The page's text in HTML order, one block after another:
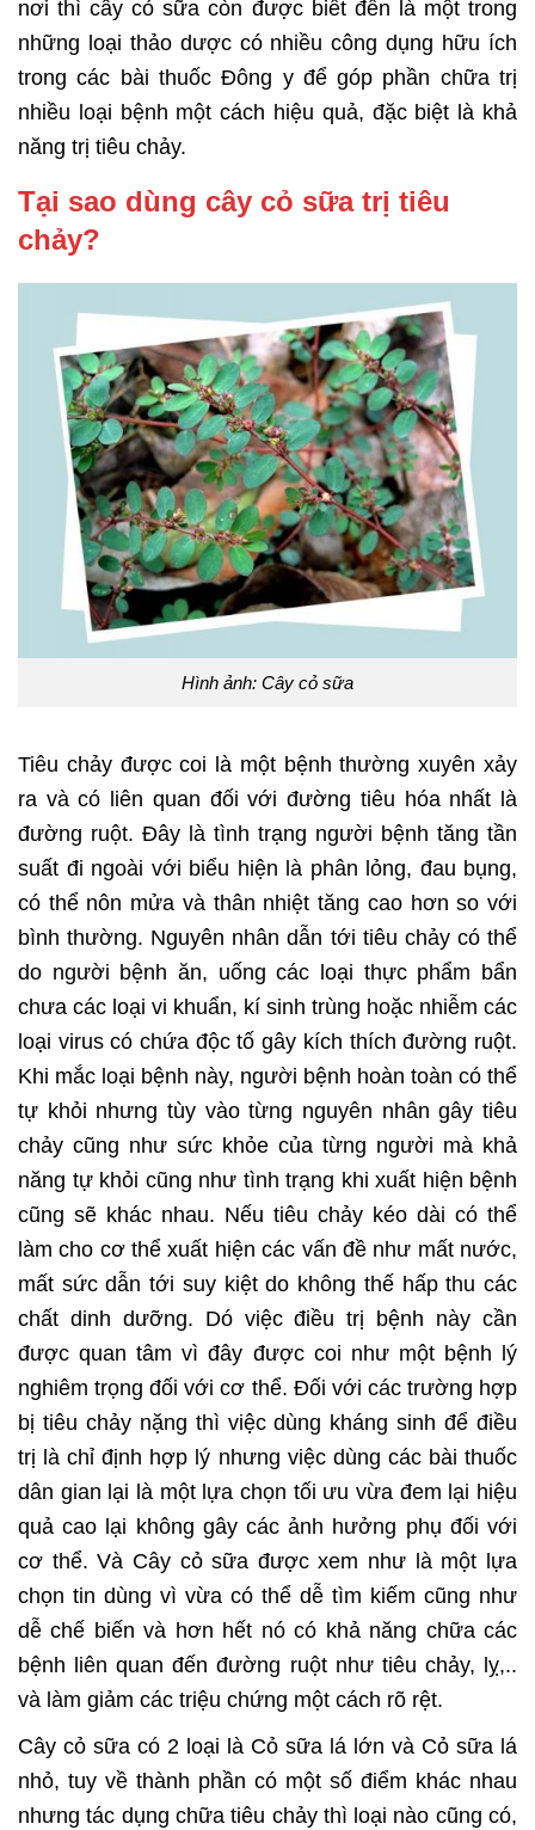
nơi thì cây cỏ sữa còn được biết đến là một trong
những loại thảo dược có nhiều công dụng hữu ích
trong các bài thuốc Đông y để góp phần chữa trị
nhiều loại bệnh một cách hiệu quả, đặc biệt là khả
năng trị tiêu chảy.
Tại sao dùng cây cỏ sữa trị tiêu
chảy?
Hình ảnh: Cây cỏ sữa
Tiêu chảy được coi là một bệnh thường xuyên xảy
ra và có liên quan đối với đường tiêu hóa nhất là
đường ruột. Đây là tình trạng người bệnh tăng tần
suất đi ngoài với biểu hiện là phân lỏng, đau bụng,
có thể nôn mửa và thân nhiệt tăng cao hơn so với
bình thường. Nguyên nhân dẫn tới tiêu chảy có thể
do người bệnh ăn, uống các loại thực phẩm bẩn
chưa các loại vi khuẩn, kí sinh trùng hoặc nhiễm các
loại virus có chứa độc tố gây kích thích đường ruột.
Khi mắc loại bệnh này, người bệnh hoàn toàn có thể
tự khỏi nhưng tùy vào từng nguyên nhân gây tiêu
chảy cũng như sức khỏe của từng người mà khả
năng tự khỏi cũng như tình trạng khi xuất hiện bệnh
cũng sẽ khác nhau. Nếu tiêu chảy kéo dài có thể
làm cho cơ thể xuất hiện các vấn đề như mất nước,
mất sức dẫn tới suy kiệt do không thế hấp thu các
chất dinh dưỡng. Dó việc điều trị bệnh này cần
được quan tâm vì đây được coi như một bệnh lý
nghiêm trọng đối với cơ thể. Đối với các trường hợp
bị tiêu chảy nặng thì việc dùng kháng sinh để điều
trị là chỉ định hợp lý nhưng việc dùng các bài thuốc
dân gian lại là một lựa chọn tối ưu vừa đem lại hiệu
quả cao lại không gây các ảnh hưởng phụ đối với
cơ thể. Và Cây cỏ sữa được xem như là một lựa
chọn tin dùng vì vừa có thể dễ tìm kiếm cũng như
dễ chế biến và hơn hết nó có khả năng chữa các
bệnh liên quan đến đường ruột như tiêu chảy, lỵ,..
và làm giảm các triệu chứng một cách rõ rệt.
Cây cỏ sữa có 2 loại là Cỏ sữa lá lớn và Cỏ sữa lá
nhỏ, tuy về thành phần có một số điểm khác nhau
nhưng tác dụng chữa tiêu chảy thì loại nào cũng có,